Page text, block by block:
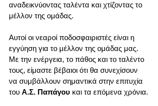
αναδεικνύοντας ταλέντα και χτίζοντας το
μέλλον της ομάδας.
Αυτοί οι νεαροί ποδοσφαιριστές είναι η
εγγύηση για το μέλλον της ομάδας μας.
Με την ενέργεια, το πάθος και το ταλέντο
τους, είμαστε βέβαιοι ότι θα συνεχίσουν
να συμβάλλουν σημαντικά στην επιτυχία
του Α.Σ. Παπάγου και τα επόμενα χρόνια.